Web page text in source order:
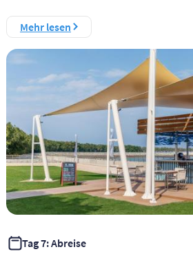
Mehr lesen
Tag 7: Abreise